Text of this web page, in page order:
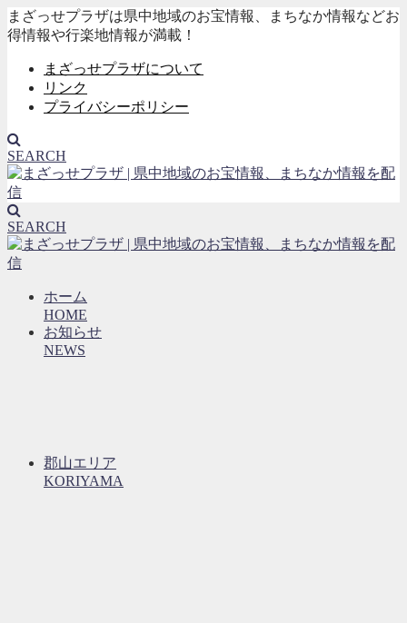
まざっせプラザは県中地域のお宝情報、まちなか情報などお
得情報や行楽地情報が満載！
まざっせプラザについて
リンク
プライバシーポリシー
SEARCH
SEARCH
ホーム
HOME
お知らせ
NEWS
郡山エリア
KORIYAMA